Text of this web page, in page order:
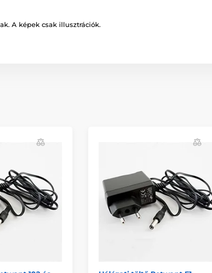
A képek csak illusztrációk.